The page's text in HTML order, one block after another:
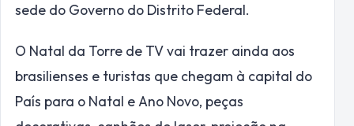
sede do Governo do Distrito Federal.
O Natal da Torre de TV vai trazer ainda aos
brasilienses e turistas que chegam à capital do
País para o Natal e Ano Novo, peças